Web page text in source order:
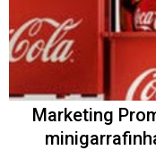
Marketing